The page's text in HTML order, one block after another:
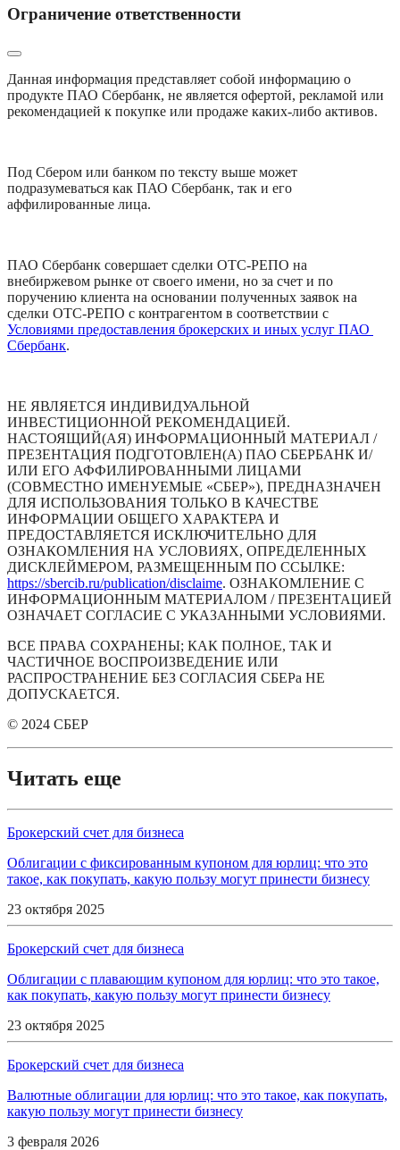
Ограничение ответственности
Данная информация представляет собой информацию о
продукте ПАО Сбербанк, не является офертой, рекламой или
рекомендацией к покупке или продаже каких-либо активов.
Под Сбером или банком по тексту выше может
подразумеваться как ПАО Сбербанк, так и его
аффилированные лица.
ПАО Сбербанк совершает сделки ОТС-РЕПО на
внебиржевом рынке от своего имени, но за счет и по
поручению клиента на основании полученных заявок на
Условиями предоставления брокерских и иных услуг ПАО
Сбербанк.
НЕ ЯВЛЯЕТСЯ ИНДИВИДУАЛЬНОЙ
ИНВЕСТИЦИОННОЙ РЕКОМЕНДАЦИЕЙ.
НАСТОЯЩИЙ(АЯ) ИНФОРМАЦИОННЫЙ МАТЕРИАЛ /
ПРЕЗЕНТАЦИЯ ПОДГОТОВЛЕН(А) ПАО СБЕРБАНК И/
ИЛИ ЕГО АФФИЛИРОВАННЫМИ ЛИЦАМИ
(СОВМЕСТНО ИМЕНУЕМЫЕ «СБЕР»), ПРЕДНАЗНАЧЕН
ДЛЯ ИСПОЛЬЗОВАНИЯ ТОЛЬКО В КАЧЕСТВЕ
ИНФОРМАЦИИ ОБЩЕГО ХАРАКТЕРА И
ПРЕДОСТАВЛЯЕТСЯ ИСКЛЮЧИТЕЛЬНО ДЛЯ
ОЗНАКОМЛЕНИЯ НА УСЛОВИЯХ, ОПРЕДЕЛЕННЫХ
https://sbercib.ru/publication/disclaime. ОЗНАКОМЛЕНИЕ С
ИНФОРМАЦИОННЫМ МАТЕРИАЛОМ / ПРЕЗЕНТАЦИЕЙ
ОЗНАЧАЕТ СОГЛАСИЕ С УКАЗАННЫМИ УСЛОВИЯМИ.
ВСЕ ПРАВА СОХРАНЕНЫ; КАК ПОЛНОЕ, ТАК И
ЧАСТИЧНОЕ ВОСПРОИЗВЕДЕНИЕ ИЛИ
РАСПРОСТРАНЕНИЕ БЕЗ СОГЛАСИЯ СБЕРа НЕ
ДОПУСКАЕТСЯ.
© 2024 СБЕР
Читать еще
Брокерский счет для бизнеса
Облигации с фиксированным купоном для юрлиц: что это
такое, как покупать, какую пользу могут принести бизнесу
23 октября 2025
Брокерский счет для бизнеса
Облигации с плавающим купоном для юрлиц: что это такое,
как покупать, какую пользу могут принести бизнесу
23 октября 2025
Брокерский счет для бизнеса
Валютные облигации для юрлиц: что это такое, как покупать,
какую пользу могут принести бизнесу
3 февраля 2026